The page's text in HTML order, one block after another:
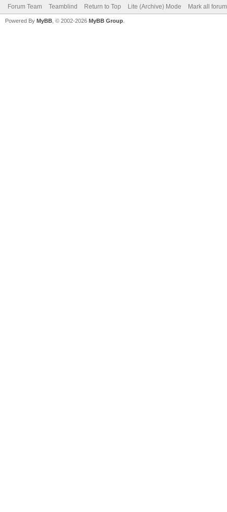
Forum Team Teamblind Return to Top Lite (Archive) Mode Mark all
Powered By MyBB , © 2002-2026 MyBB Group